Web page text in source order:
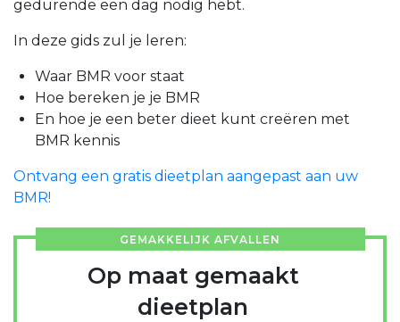
gedurende een dag nodig hebt.
In deze gids zul je leren:
Waar BMR voor staat
Hoe bereken je je BMR
En hoe je een beter dieet kunt creëren met
BMR kennis
Ontvang een gratis dieetplan aangepast aan uw
BMR!
GEMAKKELIJK AFVALLEN
Op maat gemaakt
dieetplan